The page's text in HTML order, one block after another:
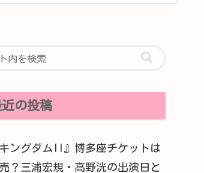
の投稿
ングダムII』博多座チケットは
？三浦宏規・高野洸の出演日と